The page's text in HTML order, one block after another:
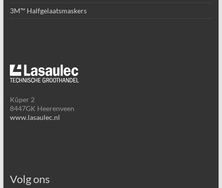
3M™ Halfgelaatsmaskers
Kûper 2
8447GK Heerenveen
www.lasaulec.nl
Volg ons